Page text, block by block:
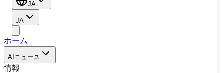
JA
JA
ホーム
AIニュース
情報